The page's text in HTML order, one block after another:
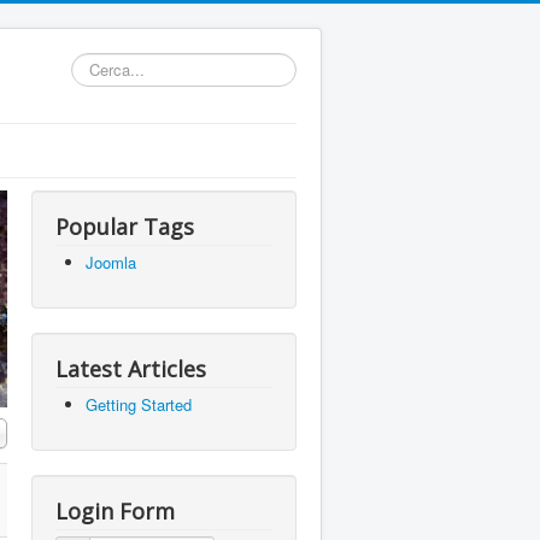
Cerca...
Popular Tags
Joomla
Latest Articles
Getting Started
Login Form